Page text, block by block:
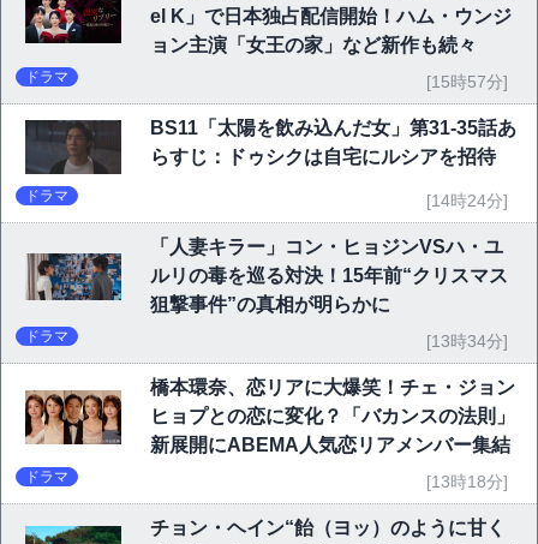
el K」で日本独占配信開始！ハム・ウンジ
ョン主演「女王の家」など新作も続々
ドラマ [15時57分]
BS11「太陽を飲み込んだ女」第31-35話あ
らすじ：ドゥシクは自宅にルシアを招待
ドラマ [14時24分]
「人妻キラー」コン・ヒョジンVSハ・ユ
ルリの毒を巡る対決！15年前“クリスマス
狙撃事件”の真相が明らかに
ドラマ [13時34分]
橋本環奈、恋リアに大爆笑！チェ・ジョン
ヒョプとの恋に変化？「バカンスの法則」
新展開にABEMA人気恋リアメンバー集結
ドラマ [13時18分]
チョン・ヘイン“飴（ヨッ）のように甘く